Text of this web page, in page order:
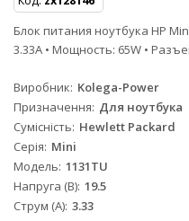
Блок питания ноутбука HP
3.33A • Мощность: 65W •
Виробник Kolega-Power
Призначення Для ноутбука
Сумісність Hewlett Packard
Серія Mini
Модель 1131TU
Напруга (В) 19.5
Струм (А) 3.33